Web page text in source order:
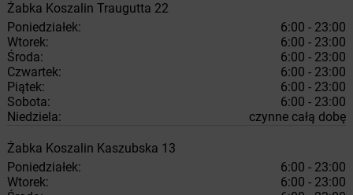
Żabka Koszalin Traugutta 22
Poniedziałek:
6:00 - 23:00
Wtorek:
6:00 - 23:00
Środa:
6:00 - 23:00
Czwartek:
6:00 - 23:00
Piątek:
6:00 - 23:00
Sobota:
6:00 - 23:00
Niedziela:
czynne całą dobę
Żabka Koszalin Kaszubska 13
Poniedziałek:
6:00 - 23:00
Wtorek:
6:00 - 23:00